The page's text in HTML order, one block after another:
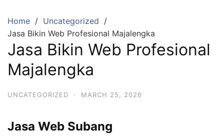
content
Home
Uncategorized
Jasa Bikin Web Profesional Majalengka
Jasa Bikin Web Profesional
Majalengka
UNCATEGORIZED · MARCH 25, 2026
Jasa Web Subang